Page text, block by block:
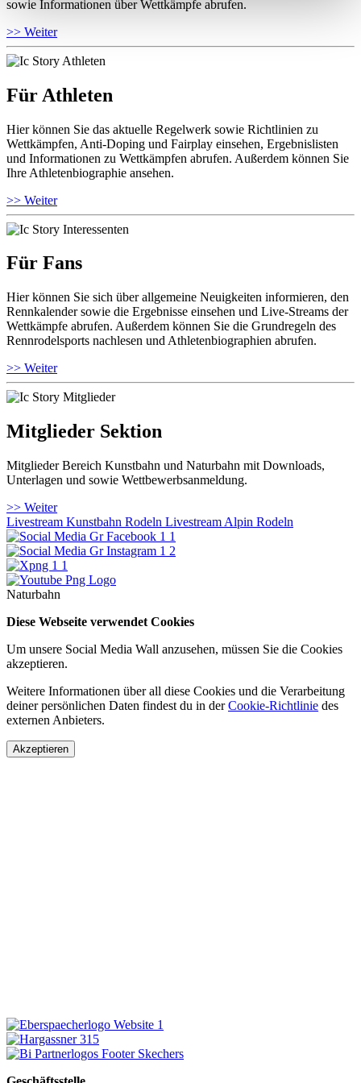
sowie Informationen über Wettkämpfe abrufen.
>> Weiter
Für Athleten
Hier können Sie das aktuelle Regelwerk sowie Richtlinien zu
Wettkämpfen, Anti-Doping und Fairplay einsehen, Ergebnislisten
und Informationen zu Wettkämpfen abrufen. Außerdem können Sie
Ihre Athletenbiographie ansehen.
>> Weiter
Für Fans
Hier können Sie sich über allgemeine Neuigkeiten informieren, den
Rennkalender sowie die Ergebnisse einsehen und Live-Streams der
Wettkämpfe abrufen. Außerdem können Sie die Grundregeln des
Rennrodelsports nachlesen und Athletenbiographien abrufen.
>> Weiter
Mitglieder Sektion
Mitglieder Bereich Kunstbahn und Naturbahn mit Downloads,
Unterlagen und sowie Wettbewerbsanmeldung.
>> Weiter
Livestream Kunstbahn Rodeln Livestream Alpin Rodeln
Naturbahn
Diese Webseite verwendet Cookies
Um unsere Social Media Wall anzusehen, müssen Sie die Cookies
akzeptieren.
Weitere Informationen über all diese Cookies und die Verarbeitung
deiner persönlichen Daten findest du in derCookie-Richtlinie des
externen Anbieters.
Akzeptieren